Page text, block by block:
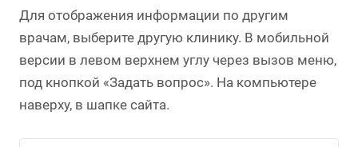
Для отображения информации по другим
врачам, выберите другую клинику. В мобильной
версии в левом верхнем углу через вызов меню,
под кнопкой «Задать вопрос». На компьютере
наверху, в шапке сайта.